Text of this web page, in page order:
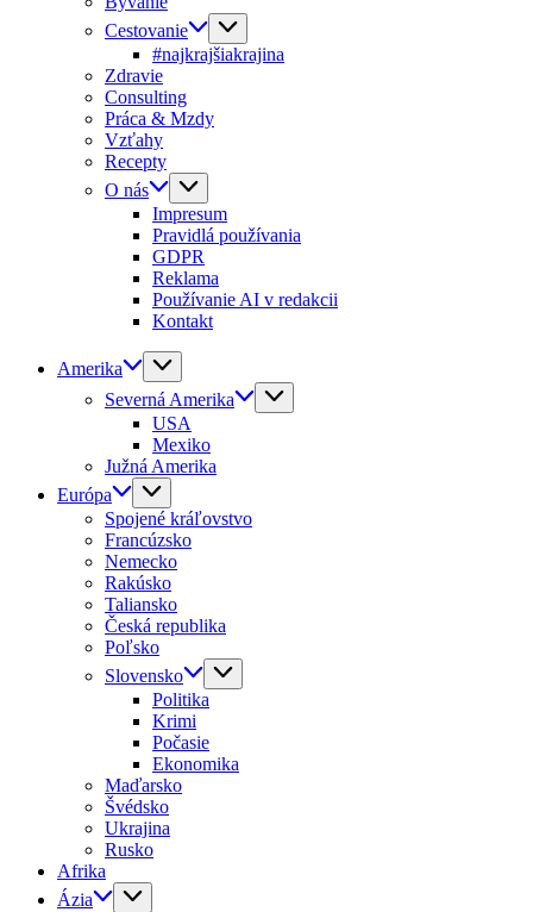
Cestovanie
#najkrajšiakrajina
Zdravie
Consulting
Práca & Mzdy
Vzťahy
Recepty
O nás
Impresum
Pravidlá používania
GDPR
Reklama
Používanie AI v redakcii
Kontakt
Amerika
Severná Amerika
USA
Mexiko
Južná Amerika
Európa
Spojené kráľovstvo
Francúzsko
Nemecko
Rakúsko
Taliansko
Česká republika
Poľsko
Slovensko
Politika
Krimi
Počasie
Ekonomika
Maďarsko
Švédsko
Ukrajina
Rusko
Afrika
Ázia